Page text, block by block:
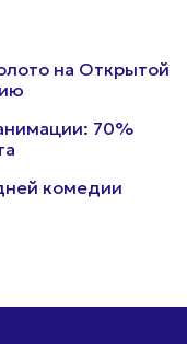
на Открытой
70%
комедии